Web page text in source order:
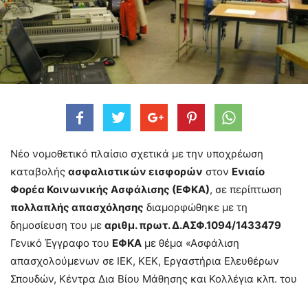
Νέο νομοθετικό πλαίσιο σχετικά με την υποχρέωση
καταβολής ασφαλιστικών εισφορών στον Ενιαίο
Φορέα Κοινωνικής Ασφάλισης (ΕΦΚΑ), σε περίπτωση
πολλαπλής απασχόλησης διαμορφώθηκε με τη
δημοσίευση του με αριθμ. πρωτ. Δ.ΑΣΦ.1094/1433479
Γενικό Έγγραφο του ΕΦΚΑ με θέμα «Ασφάλιση
απασχολούμενων σε ΙΕΚ, ΚΕΚ, Εργαστήρια Ελευθέρων
Σπουδών, Κέντρα Δια Βίου Μάθησης και Κολλέγια κλπ. του